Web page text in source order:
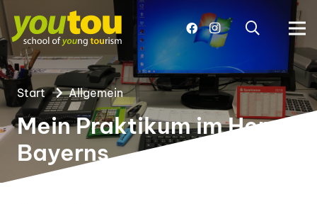
Start Allgemein
Mein Praktikum im Herz
Bayerns